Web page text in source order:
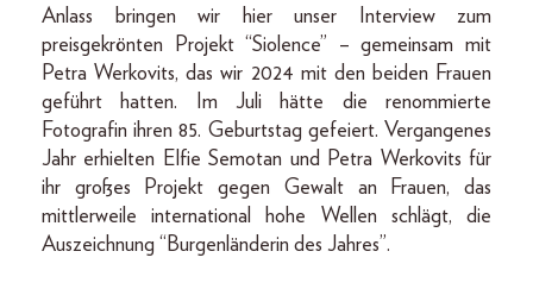
Anlass bringen wir hier unser Interview zum
preisgekrönten Projekt “Siolence” – gemeinsam mit
Petra Werkovits, das wir 2024 mit den beiden Frauen
geführt hatten. Im Juli hätte die renommierte
Fotografin ihren 85. Geburtstag gefeiert. Vergangenes
Jahr erhielten Elfie Semotan und Petra Werkovits für
ihr großes Projekt gegen Gewalt an Frauen, das
mittlerweile international hohe Wellen schlägt, die
Auszeichnung “Burgenländerin des Jahres”.